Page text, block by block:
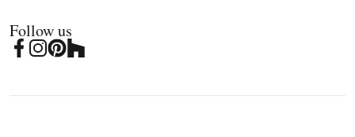
Follow us